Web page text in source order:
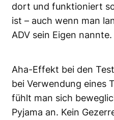
dort und funktioniert
ist – auch wenn man
ADV sein Eigen nannte.
Aha-Effekt bei den
bei Verwendung eines
fühlt man sich
Pyjama an. Kein